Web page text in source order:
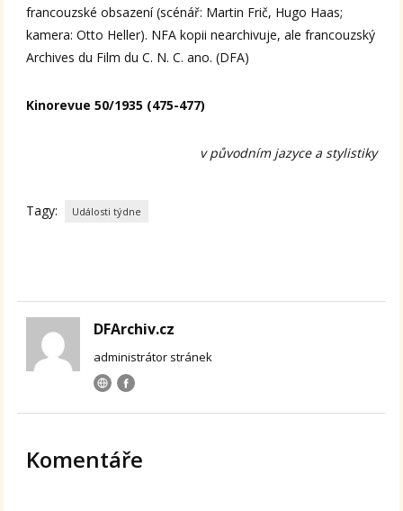
francouzské obsazení (scénář: Martin Frič, Hugo Haas;
kamera: Otto Heller). NFA kopii nearchivuje, ale francouzský
Archives du Film du C. N. C. ano. (DFA)
Kinorevue 50/1935 (475-477)
v původním jazyce a stylistiky
Tagy: Události týdne
DFArchiv.cz
administrátor stránek
Komentáře